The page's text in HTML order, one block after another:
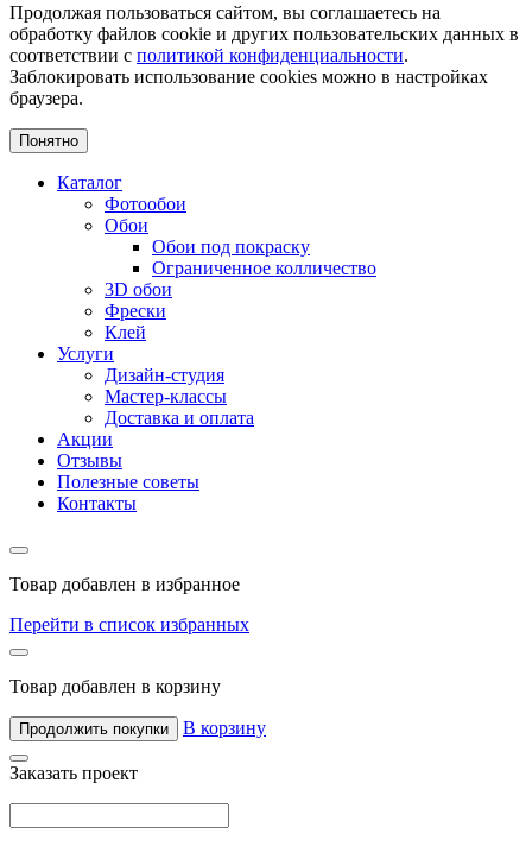
Продолжая пользоваться сайтом, вы соглашаетесь на
обработку файлов cookie и других пользовательских данных в
соответствии с политикой конфиденциальности.
Заблокировать использование cookies можно в настройках
браузера.
Понятно
Каталог
Фотообои
Обои
Обои под покраску
Ограниченное колличество
3D обои
Фрески
Клей
Услуги
Дизайн-студия
Мастер-классы
Доставка и оплата
Акции
Отзывы
Полезные советы
Контакты
Товар добавлен в избранное
Перейти в список избранных
Товар добавлен в корзину
Продолжить покупки В корзину
Заказать проект